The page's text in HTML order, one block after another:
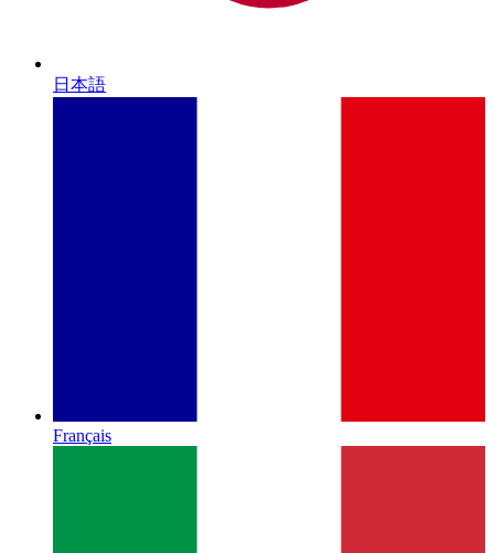
日本語
Français